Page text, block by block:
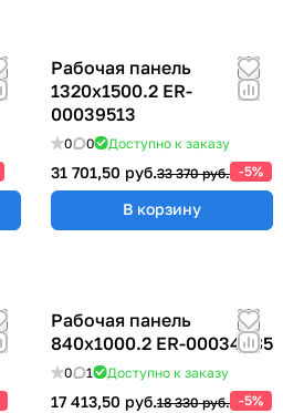
Рабочая панель
1320х1500.2 ER-
00039513
0 0 Доступно к заказу
31 701,50 руб.33 370 руб. -5%
В корзину
Рабочая панель
840х1000.2 ER-00034685
0 1 Доступно к заказу
17 413,50 руб.18 330 руб. -5%